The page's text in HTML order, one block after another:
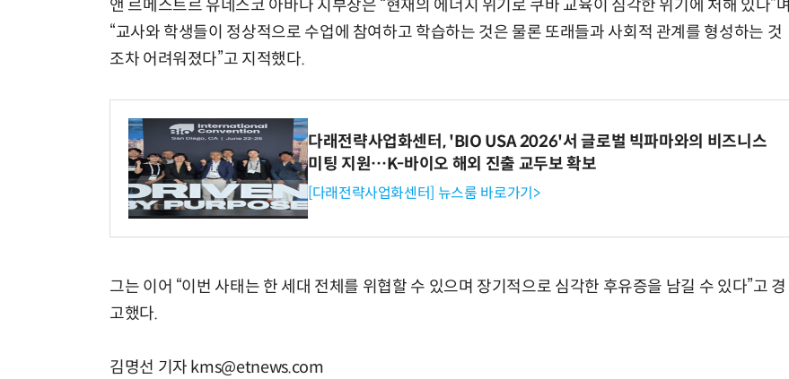
앤 르메스트르 유네스코 아바나 지부장은 “현재의 에너지 위기로 쿠바 교육이 심각한 위기에 처해 있다”며
“교사와 학생들이 정상적으로 수업에 참여하고 학습하는 것은 물론 또래들과 사회적 관계를 형성하는 것
조차 어려워졌다”고 지적했다.
다래전략사업화센터, 'BIO USA 2026'서 글로벌 빅파마와의 비즈니스
미팅 지원…K-바이오 해외 진출 교두보 확보
[다래전략사업화센터] 뉴스룸 바로가기>
그는 이어 “이번 사태는 한 세대 전체를 위협할 수 있으며 장기적으로 심각한 후유증을 남길 수 있다”고 경
고했다.
김명선 기자 kms@etnews.com
“계속 쫓아왔다”…도망치던 우크라 민간인 공격한 러 자폭 드론